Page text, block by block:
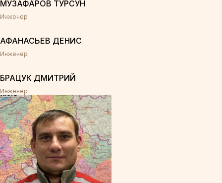
МУЗАФАРОВ ТУРСУН
Инженер
АФАНАСЬЕВ ДЕНИС
Инженер
БРАЦУК ДМИТРИЙ
Инженер